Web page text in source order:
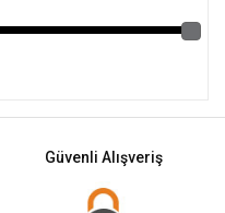
Güvenli Alışveriş